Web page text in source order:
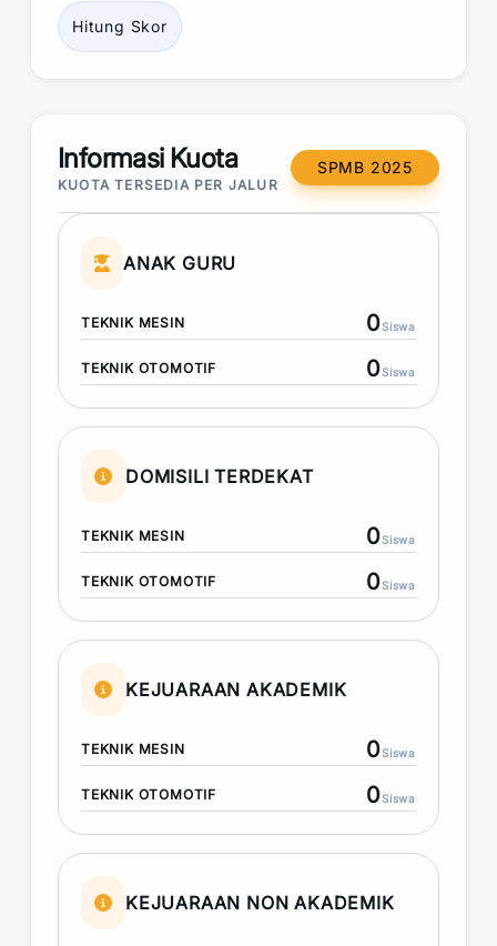
Hitung Skor
Informasi Kuota
KUOTA TERSEDIA PER JALUR
SPMB 2025
ANAK GURU
TEKNIK MESIN 0Siswa
TEKNIK OTOMOTIF 0Siswa
DOMISILI TERDEKAT
TEKNIK MESIN 0Siswa
TEKNIK OTOMOTIF 0Siswa
KEJUARAAN AKADEMIK
TEKNIK MESIN 0Siswa
TEKNIK OTOMOTIF 0Siswa
KEJUARAAN NON AKADEMIK